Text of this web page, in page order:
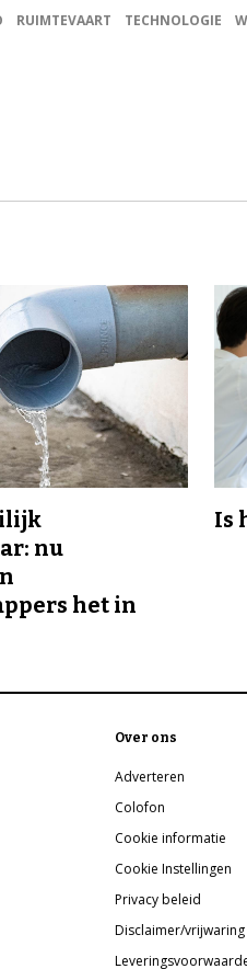
RUIMTEVAART TECHNOLOGIE
nu
het in
Is
Over ons
Adverteren
Colofon
Cookie informatie
Cookie Instellingen
Privacy beleid
Disclaimer/vrijwaring